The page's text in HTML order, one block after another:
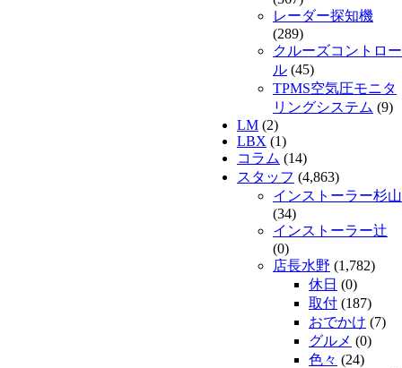
レーダー探知機
(289)
クルーズコントロー
ル (45)
TPMS空気圧モニタ
リングシステム (9)
LM (2)
LBX (1)
コラム (14)
スタッフ (4,863)
インストーラー杉山
(34)
インストーラー辻
(0)
店長水野 (1,782)
休日 (0)
取付 (187)
おでかけ (7)
グルメ (0)
色々 (24)